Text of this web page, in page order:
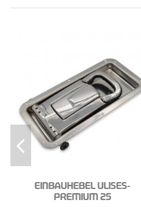
EINBAUHEBEL ULISES-
PREMIUM 25